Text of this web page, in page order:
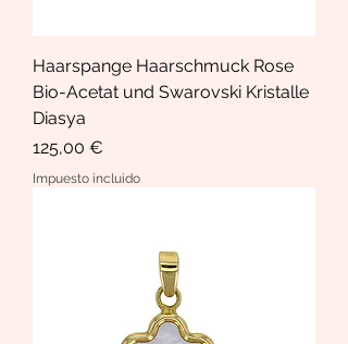
Haarspange Haarschmuck Rose
Bio-Acetat und Swarovski Kristalle
Diasya
Precio
125,00 €
Impuesto incluido